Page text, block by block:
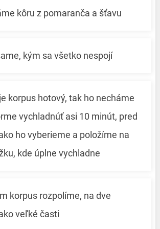
kôru z pomaranča a šťavu
kým sa všetko nespojí
korpus hotový, tak ho necháme
vychladnúť asi 10 minút, pred
ho vyberieme a položíme na
kde úplne vychladne
korpus rozpolíme, na dve
veľké časti